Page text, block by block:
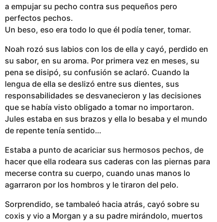
a empujar su pecho contra sus pequeños pero
perfectos pechos.
Un beso, eso era todo lo que él podía tener, tomar.
Noah rozó sus labios con los de ella y cayó, perdido en
su sabor, en su aroma. Por primera vez en meses, su
pena se disipó, su confusión se aclaró. Cuando la
lengua de ella se deslizó entre sus dientes, sus
responsabilidades se desvanecieron y las decisiones
que se había visto obligado a tomar no importaron.
Jules estaba en sus brazos y ella lo besaba y el mundo
de repente tenía sentido…
Estaba a punto de acariciar sus hermosos pechos, de
hacer que ella rodeara sus caderas con las piernas para
mecerse contra su cuerpo, cuando unas manos lo
agarraron por los hombros y le tiraron del pelo.
Sorprendido, se tambaleó hacia atrás, cayó sobre su
coxis y vio a Morgan y a su padre mirándolo, muertos